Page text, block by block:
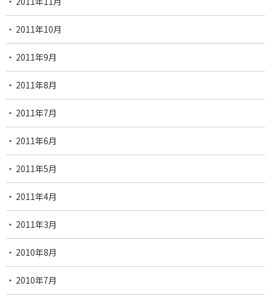
2011年10月
2011年9月
2011年8月
2011年7月
2011年6月
2011年5月
2011年4月
2011年3月
2010年8月
2010年7月